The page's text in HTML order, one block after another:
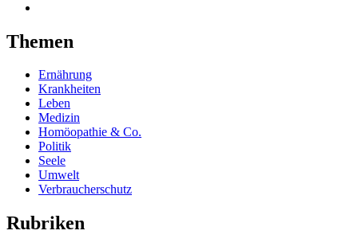
Themen
Ernährung
Krankheiten
Leben
Medizin
Homöopathie & Co.
Politik
Seele
Umwelt
Verbraucherschutz
Rubriken